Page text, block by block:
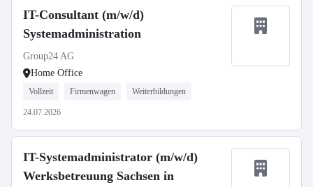
IT-Consultant (m/w/d)
Systemadministration
Group24 AG
Home Office
Vollzeit Firmenwagen Weiterbildungen
24.07.2026
IT-Systemadministrator (m/w/d)
Werksbetreuung Sachsen in